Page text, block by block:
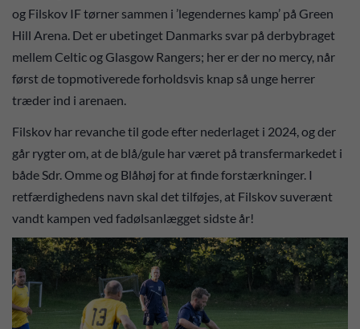
og Filskov IF tørner sammen i ’legendernes kamp’ på Green
Hill Arena. Det er ubetinget Danmarks svar på derbybraget
mellem Celtic og Glasgow Rangers; her er der no mercy, når
først de topmotiverede forholdsvis knap så unge herrer
træder ind i arenaen.
Filskov har revanche til gode efter nederlaget i 2024, og der
går rygter om, at de blå/gule har været på transfermarkedet i
både Sdr. Omme og Blåhøj for at finde forstærkninger. I
retfærdighedens navn skal det tilføjes, at Filskov suverænt
vandt kampen ved fadølsanlægget sidste år!